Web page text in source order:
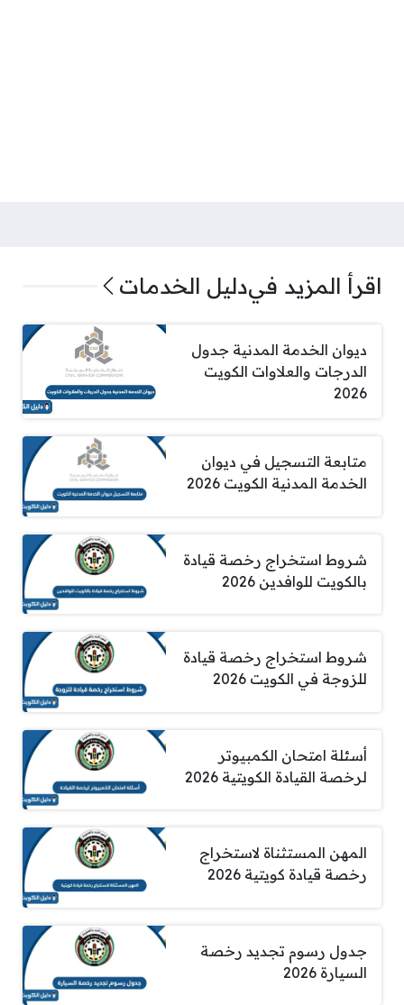
اقرأ المزيد فيدليل الخدمات
ديوان الخدمة المدنية جدول
الدرجات والعلاوات الكويت
2026
متابعة التسجيل في ديوان
الخدمة المدنية الكويت 2026
شروط استخراج رخصة قيادة
بالكويت للوافدين 2026
شروط استخراج رخصة قيادة
للزوجة في الكويت 2026
أسئلة امتحان الكمبيوتر
لرخصة القيادة الكويتية 2026
المهن المستثناة لاستخراج
رخصة قيادة كويتية 2026
جدول رسوم تجديد رخصة
السيارة 2026